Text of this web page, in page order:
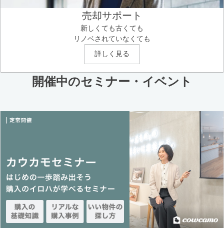
売却サポート
新しくても古くても
リノベされていなくても
詳しく見る
開催中のセミナー・イベント